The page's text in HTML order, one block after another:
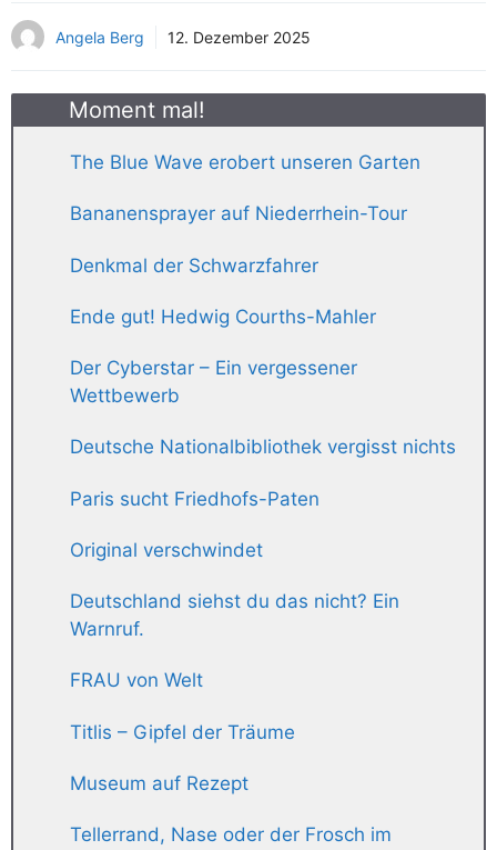
Angela Berg 12. Dezember 2025
Moment mal!
The Blue Wave erobert unseren Garten
Bananensprayer auf Niederrhein-Tour
Denkmal der Schwarzfahrer
Ende gut! Hedwig Courths-Mahler
Der Cyberstar – Ein vergessener
Wettbewerb
Deutsche Nationalbibliothek vergisst nichts
Paris sucht Friedhofs-Paten
Original verschwindet
Deutschland siehst du das nicht? Ein
Warnruf.
FRAU von Welt
Titlis – Gipfel der Träume
Museum auf Rezept
Tellerrand, Nase oder der Frosch im